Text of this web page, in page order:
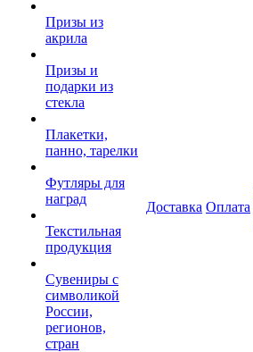
Призы из
акрила
Призы и
подарки из
стекла
Плакетки,
панно, тарелки
Футляры для
наград
Текстильная
продукция
Сувениры с
символикой
России,
регионов,
стран
Доставка Оплата